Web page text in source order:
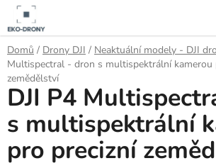
Přejít
obsah
Domů / Drony DJI / Neaktuální modely - DJI
Multispectral - dron s multispektrální kamerou
zemědělství
DJI P4
s multispektrální
pro precizní